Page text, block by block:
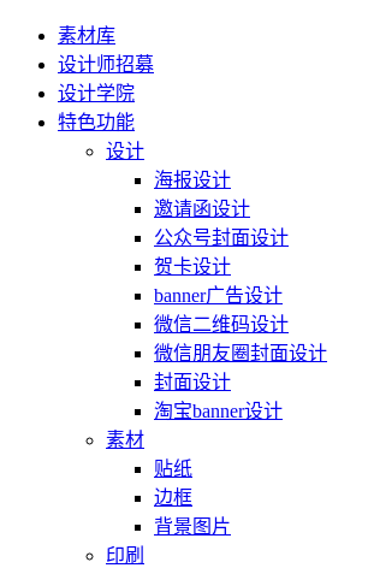
素材库
设计师招募
设计学院
特色功能
设计
海报设计
邀请函设计
公众号封面设计
贺卡设计
banner广告设计
微信二维码设计
微信朋友圈封面设计
封面设计
淘宝banner设计
素材
贴纸
边框
背景图片
印刷